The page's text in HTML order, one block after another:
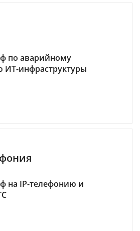
по аварийному
ИТ-инфраструктуры
на IP-телефонию и